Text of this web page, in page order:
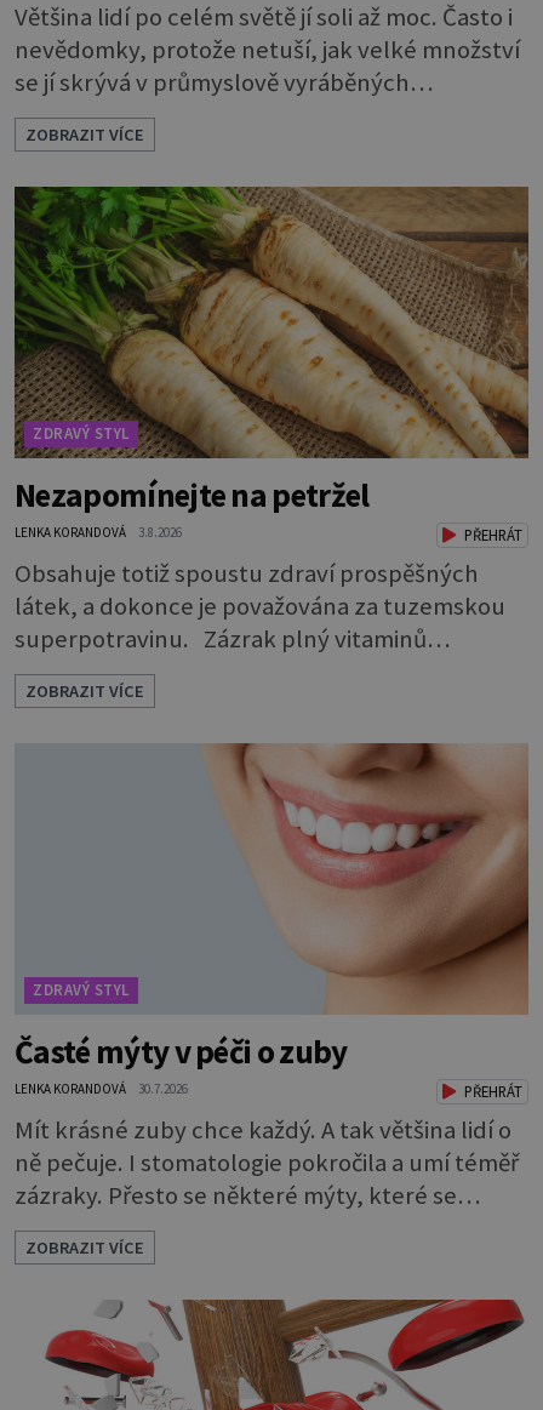
Většina lidí po celém světě jí soli až moc. Často i
nevědomky, protože netuší, jak velké množství
se jí skrývá v průmyslově vyráběných
potravinách, dokonce i těch sladkých. Sůl je
zdravá Ale v ani ne třetinovém množství, než je
pro většinu populace běžné. Její základní
složky– sodík a chlór – jsou zásadní pro správné
hospodaření organismu s tekutinami. Pomáhají
totiž udrž
ZOBRAZIT VÍCE
ZDRAVÝ STYL
Nezapomínejte na petržel
LENKA KORANDOVÁ 3.8.2026 PŘEHRÁT
Obsahuje totiž spoustu zdraví prospěšných
látek, a dokonce je považována za tuzemskou
superpotravinu. Zázrak plný vitaminů
V petrželi najdete vitaminy B1, B2, B3, B6,
provitamin A, vitamin E a velké množství
vitamínu C (nejvíce ho má nať, dokonce třikrát
více než pomeranč, v kořeni je také, ale je ho
desetkrát méně), a kyselinu listovou. Ale to
není všechno. Obsahuje také důležité
ZOBRAZIT VÍCE
ZDRAVÝ STYL
Časté mýty v péči o zuby
LENKA KORANDOVÁ 30.7.2026 PŘEHRÁT
Mít krásné zuby chce každý. A tak většina lidí o
ně pečuje. I stomatologie pokročila a umí téměř
zázraky. Přesto se některé mýty, které se
tradují, nedaří vyvrátit. Které? Večer místo
čištění snězte jablko Jedna z nejoblíbenějších
pověr už z časů našich babiček, kterou se
rozhodně nevyplatí praktikovat. Jablko
opravdu zuby nevyčistí. Obsahuje sacharidy,
které bakterie v ústech pře
ZOBRAZIT VÍCE